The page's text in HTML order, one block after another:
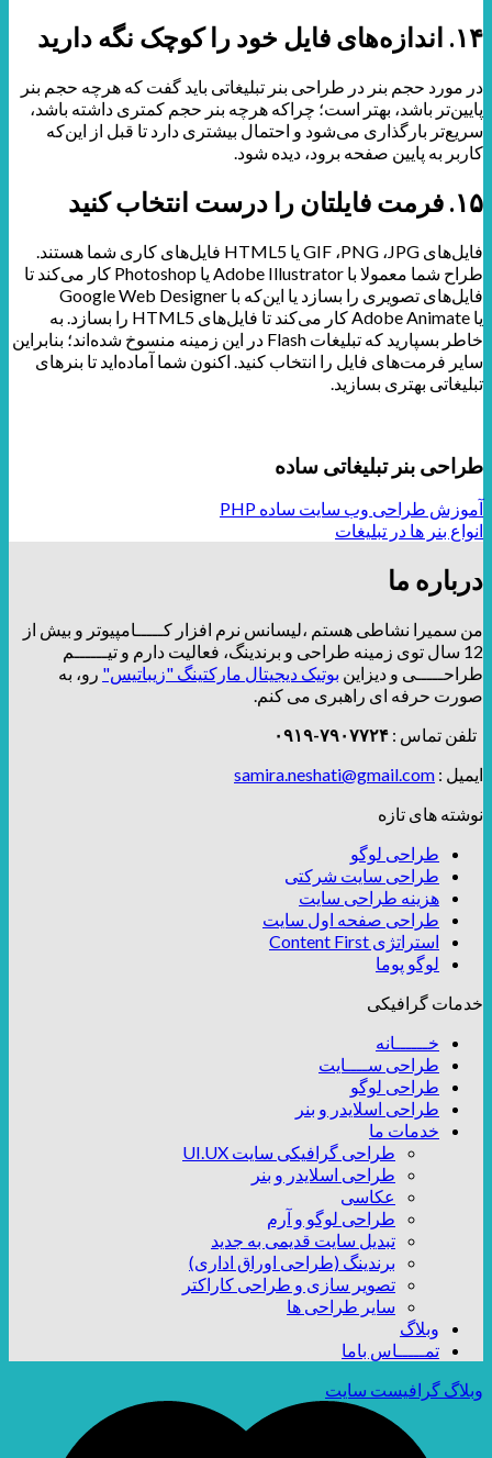
۱۴. اندازه‌های فایل خود را کوچک نگه دارید
در مورد حجم بنر در طراحی بنر تبلیغاتی باید گفت که هرچه حجم بنر
پایین‌تر باشد، بهتر است؛ چراکه هرچه بنر حجم کمتری داشته باشد،
سریع‌تر بارگذاری می‌شود و احتمال بیشتری دارد تا قبل از این‌که
کاربر به پایین صفحه برود، دیده شود.
۱۵. فرمت فایلتان را درست انتخاب کنید
فایل‌های GIF ،PNG ،JPG یا HTML5
فایل‌های کاری شما هستند.
طراح شما معمولا با Adobe Illustrator یا Photoshop کار می‌کند تا
فایل‌های تصویری را بسازد یا این‌که با Google Web Designer
یا Adobe Animateکار می‌کند تا فایل‌های HTML5 را بسازد. به
خاطر بسپارید که تبلیغات Flash در این زمینه منسوخ شده‌اند؛ بنابراین
سایر فرمت‌های فایل را انتخاب کنید. اکنون شما آماده‌اید تا بنرهای
تبلیغاتی بهتری بسازید.
طراحی بنر تبلیغاتی ساده
آموزش طراحی وب سایت ساده PHP
انواع بنر ها در تبلیغات
درباره ما
من سمیرا نشاطی هستم ،لیسانس نرم افزار کـــــامپیوتر و بیش از
12 سال توی زمینه طراحی و برندینگ، فعالیت دارم و تیــــــم
طراحـــــی و دیزاین بوتیک دیجیتال مارکتینگ "زیباتیس" رو، به
صورت حرفه ای راهبری می کنم.
تلفن تماس : ۷۹۰۷۷۲۴-۰۹۱۹
ایمیل : samira.neshati@gmail.com
نوشته های تازه
طراحی لوگو
طراحی سایت شرکتی
هزینه طراحی سایت
طراحی صفحه اول سایت
استراتژی Content First
لوگو پوما
خدمات گرافیکی
خــــــانه
طراحی ســــایت
طراحی لوگو
طراحی اسلایدر و بنر
خدمات ما
طراحی گرافیکی سایت UI.UX
طراحی اسلایدر و بنر
عکاسی
طراحی لوگو و آرم
تبدیل سایت قدیمی به جدید
برندینگ (طراحی اوراق اداری)
تصویر سازی و طراحی کاراکتر
سایر طراحی ها
وبلاگ
تمـــــاس باما
وبلاگ گرافیست سایت